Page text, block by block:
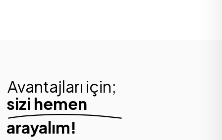
Avantajları için;
sizi hemen
arayalım!